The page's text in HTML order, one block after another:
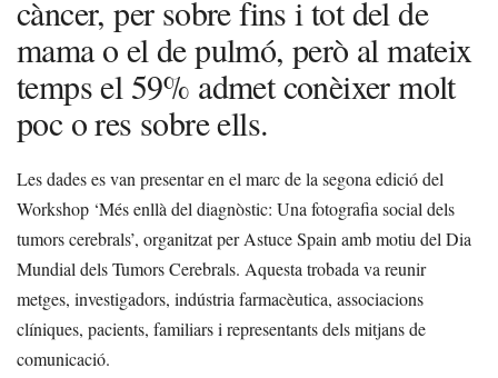
càncer, per sobre fins i tot del de
mama o el de pulmó, però al mateix
temps el 59% admet conèixer molt
poc o res sobre ells.
Les dades es van presentar en el marc de la segona edició del
Workshop ‘Més enllà del diagnòstic: Una fotografia social dels
tumors cerebrals’, organitzat per Astuce Spain amb motiu del Dia
Mundial dels Tumors Cerebrals. Aquesta trobada va reunir
metges, investigadors, indústria farmacèutica, associacions
clíniques, pacients, familiars i representants dels mitjans de
comunicació.